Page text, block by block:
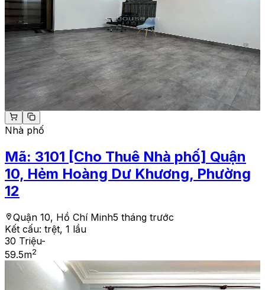
Nhà phố
Mã: 3101 [Cho Thuê Nhà phố] Quận
10, Hẻm Hoàng Dư Khương, Phường
12
Quận 10, Hồ Chí Minh5 tháng trước
Kết cấu: trệt, 1 lầu
30 Triệu-
59.5m2